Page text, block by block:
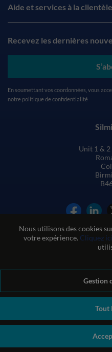
Nous utilisons des cookies
votre expérience. Cliquez ici
Gestion
Tout
Aide et services à la clientèle
Recevez les dernières
En soumettant vos coordonnées, vous
notre politique de confidentialité
Unit 1 & 2
Conditions
Conditions
Politique de confidentialité et
Politique
Déclaration sur
number: GB 338